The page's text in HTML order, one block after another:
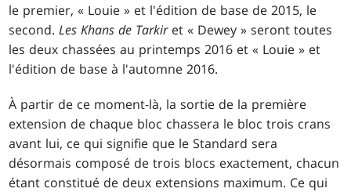
le premier, « Louie » et l'édition de base de 2015, le
second.Les Khans de Tarkiret « Dewey » seront toutes
les deux chassées au printemps 2016 et « Louie » et
l'édition de base à l'automne 2016.
À partir de ce moment-là, la sortie de la première
extension de chaque bloc chassera le bloc trois crans
avant lui, ce qui signifie que le Standard sera
désormais composé de trois blocs exactement, chacun
étant constitué de deux extensions maximum. Ce qui